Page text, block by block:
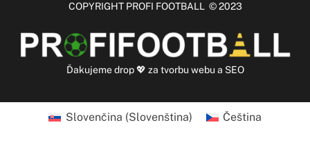
COPYRIGHT PROFI FOOTBALL © 2023
Ďakujemedrop💖 za tvorbu webu a SEO
Slovenčina (Slovenština) Čeština